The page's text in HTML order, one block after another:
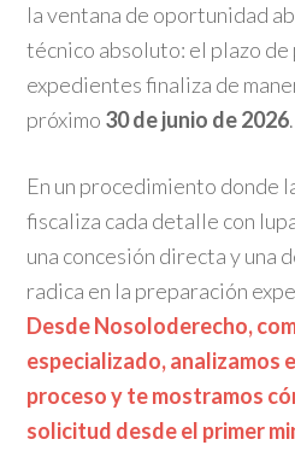
la ventana de oportunidad
técnico absoluto: el plazo
expedientes finaliza de
próximo 30 de junio de 2026.
En un procedimiento donde
fiscaliza cada detalle con
una concesión directa y una
radica en la preparación
Desde Nosoloderecho,
especializado, analizamos
proceso y te mostramos
solicitud desde el primer